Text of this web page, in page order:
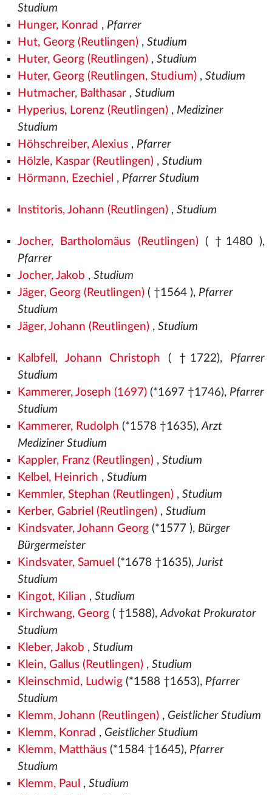
Studium
Hunger, Konrad , Pfarrer
Hut, Georg (Reutlingen), Studium
Huter, Georg (Reutlingen), Studium
Huter, Georg (Reutlingen, Studium), Studium
Hutmacher, Balthasar, Studium
Hyperius, Lorenz (Reutlingen), Mediziner
Studium
Höhschreiber, Alexius, Pfarrer
Hölzle, Kaspar (Reutlingen), Studium
Hörmann, Ezechiel , Pfarrer Studium
Institoris, Johann (Reutlingen), Studium
Jocher, Bartholomäus (Reutlingen)( †1480 ),
Pfarrer
Jocher, Jakob , Studium
Jäger, Georg (Reutlingen)( †1564 ), Pfarrer
Studium
Jäger, Johann (Reutlingen), Studium
Kalbfell, Johann Christoph ( †1722), Pfarrer
Studium
Kammerer, Joseph (1697)(*1697 †1746), Pfarrer
Studium
Kammerer, Rudolph (*1578 †1635),Arzt
Mediziner Studium
Kappler, Franz (Reutlingen), Studium
Kelbel, Heinrich , Studium
Kemmler, Stephan (Reutlingen), Studium
Kerber, Gabriel (Reutlingen), Studium
Kindsvater, Johann Georg(*1577 ), Bürger
Bürgermeister
Kindsvater, Samuel (*1678 †1635),Jurist
Studium
Kingot, Kilian , Studium
Kirchwang, Georg( †1588),Advokat Prokurator
Studium
Kleber, Jakob , Studium
Klein, Gallus (Reutlingen), Studium
Kleinschmid, Ludwig(*1588 †1653), Pfarrer
Studium
Klemm, Johann (Reutlingen), Geistlicher Studium
Klemm, Konrad , Geistlicher Studium
Klemm, Matthäus(*1584 †1645), Pfarrer
Studium
Klemm, Paul , Studium